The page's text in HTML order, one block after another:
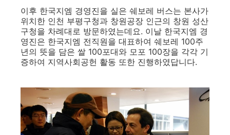
이후 한국지엠 경영진을 실은 쉐보레 버스는 본사가
위치한 인천 부평구청과 창원공장 인근의 창원 성산
구청을 차례대로 방문하였는데요. 이날 한국지엠 경
영진은 한국지엠 전직원을 대표하여 쉐보레 100주
년의 뜻을 담은 쌀 100포대와 모포 100장을 각각 기
증하여 지역사회공헌 활동 또한 진행하였답니다.